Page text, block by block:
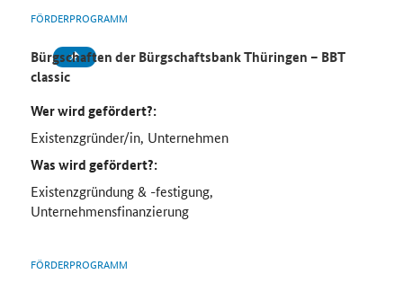
FÖRDERPROGRAMM
Bürgschaften der Bürgschaftsbank Thüringen – BBT
classic
Wer wird gefördert?:
Existenzgründer/in, Unternehmen
Was wird gefördert?:
Existenzgründung & -festigung,
Unternehmensfinanzierung
FÖRDERPROGRAMM